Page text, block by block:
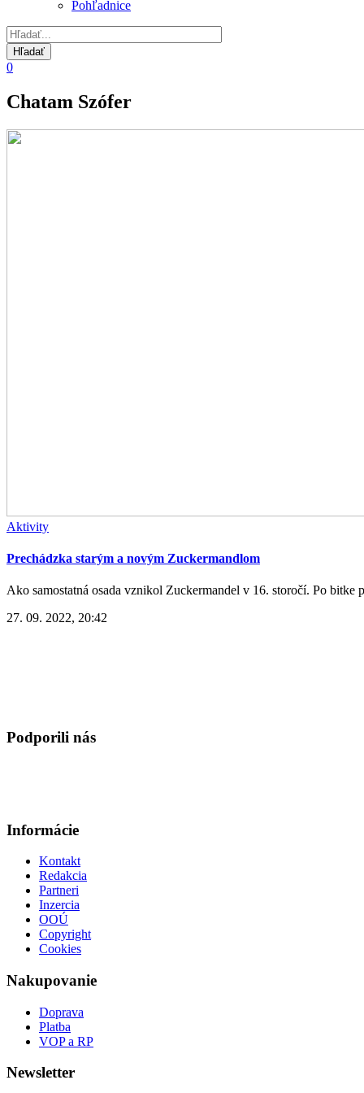
Pohľadnice
0
Chatam Szófer
Aktivity
Prechádzka starým a novým Zuckermandlom
Ako samostatná osada vznikol Zuckermandel v 16. storočí. Po
27. 09. 2022, 20:42
Podporili nás
Informácie
Kontakt
Redakcia
Partneri
Inzercia
OOÚ
Copyright
Cookies
Nakupovanie
Doprava
Platba
VOP a RP
Newsletter